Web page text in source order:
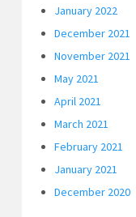
January 2022
December 2021
November 2021
May 2021
April 2021
March 2021
February 2021
January 2021
December 2020